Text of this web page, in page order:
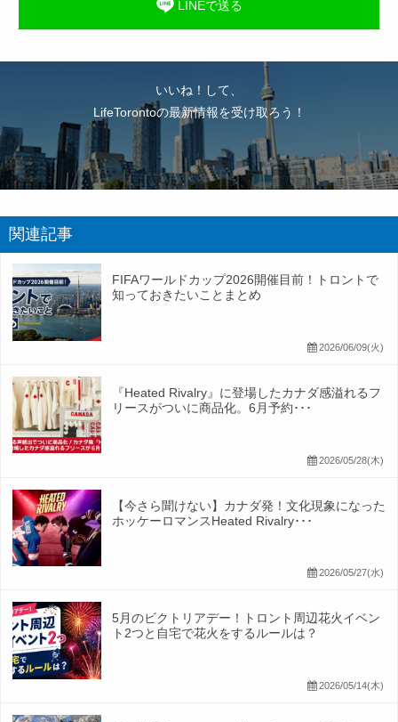
LINEで送る
いいね！して、
LifeTorontoの最新情報を受け取ろう！
関連記事
FIFAワールドカップ2026開催目前！トロントで
知っておきたいことまとめ
2026/06/09(火)
『Heated Rivalry』に登場したカナダ感溢れるフ
リースがついに商品化。6月予約･･･
2026/05/28(木)
【今さら聞けない】カナダ発！文化現象になった
ホッケーロマンスHeated Rivalry･･･
2026/05/27(水)
5月のビクトリアデー！トロント周辺花火イベン
ト2つと自宅で花火をするルールは？
2026/05/14(木)